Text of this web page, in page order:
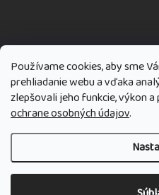
Používame cookies, aby sme
prehliadanie webu a vďaka
zlepšovali jeho funkcie, výkon
ochrane osobných údajov.
Copyright 2026Rozumné hračky